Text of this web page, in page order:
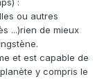
:
ou autres
...)rien de mieux
et est capable de
y compris le